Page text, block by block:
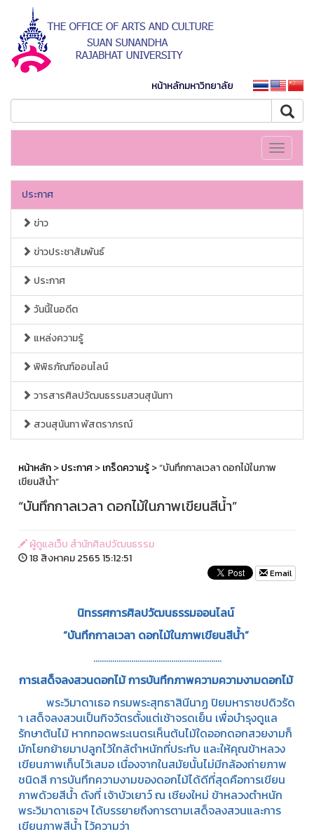
หน้าหลักมหาวิทยาลัย
Toggle
ประกาศ
ข่าว
ข่าวประชาสัมพันธ์
ประกาศ
วันนี้ในอดีต
แหล่งความรู้
พิพิธภัณฑ์ออนไลน์
วารสารศิลปวัฒนธรรมสวนสุนันทา
สวนสุนันทา พัสตราภรณ์
หน้าหลัก>ประกาศ>เกร็ดความรู้> “บันทึกกาลเวลา ดอกไม้ในภาพ
เขียนสีน้ำ”
“บันทึกกาลเวลา ดอกไม้ในภาพเขียนสีน้ำ”
ผู้ดูแลเว็บ สำนักศิลปวัฒนธรรม
18 สิงหาคม 2565 15:12:51
Email
นิทรรศการศิลปวัฒนธรรมออนไลน์
“บันทึกกาลเวลา ดอกไม้ในภาพเขียนสีน้ำ”
.............................................................
การเสด็จลงสวนดอกไม้ การบันทึกภาพความความงามดอกไม้
พระวิมาดาเธอ กรมพระสุทธาสินีนาฏ ปิยมหาราชปดิวรัด
า เสด็จลงสวนเป็นกิจวัตรตั้งแต่เช้าจรดเย็น เพื่อบำรุงดูแล
รักษาต้นไม้ หากทอดพระเนตรเห็นต้นไม้ใดออกดอกสวยงามก็
มักโยกย้ายมาปลูกไว้ใกล้ตำหนักที่ประทับ และให้คุณข้าหลวง
เขียนภาพเก็บไว้เสมอ เนื่องจากในสมัยนั้นไม่มีกล้องถ่ายภาพ
ชนิดสี การบันทึกความงามของดอกไม้ได้ดีที่สุดคือการเขียน
ภาพด้วยสีน้ำ ดังที่ เจ้าบัวเยาว์ ณ เชียงใหม่ ข้าหลวงตำหนัก
พระวิมาดาเธอฯ ได้บรรยายถึงการตามเสด็จลงสวนและการ
เขียนภาพสีน้ำ ไว้ความว่า